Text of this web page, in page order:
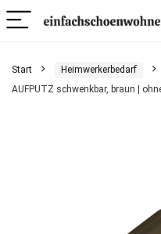
Start Heimwerkerbedarf
AUFPUTZ schwenkbar, braun |